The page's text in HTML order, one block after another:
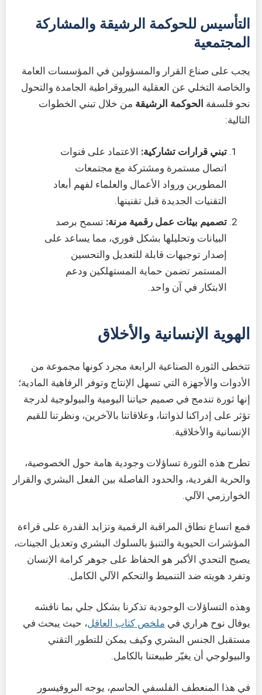
التأسيس للحوكمة الرشيقة والمشاركة
المجتمعية
يجب على صناع القرار والمسؤولين في المؤسسات العامة
والخاصة التخلي عن العقلية البيروقراطية الجامدة والتحول
نحو فلسفة الحوكمة الرشيقة من خلال تبني الخطوات
التالية:
تبني قرارات تشاركية: الاعتماد على قنوات
اتصال مستمرة ومشتركة مع مجتمعات
المطورين ورواد الأعمال والعلماء لفهم أبعاد
التقنيات الجديدة قبل تقنينها.
تصميم بيئات عمل رقمية مرنة: تسمح برصد
البيانات وتحليلها بشكل فوري، مما يساعد على
إصدار توجيهات قابلة للتعديل والتحسين
المستمر تضمن حماية المستهلكين ودعم
الابتكار في آن واحد.
الهوية الإنسانية والأخلاق
تتخطى الثورة الصناعية الرابعة مجرد كونها مجموعة من
الأدوات والأجهزة التي تسهل الإنتاج وتوفر الرفاهية المادية؛
إنها ثورة تندمج في صميم حياتنا اليومية والبيولوجية لدرجة
تؤثر على إدراكنا لذواتنا، وعلاقاتنا بالآخرين، ونظرتنا للقيم
الإنسانية والأخلاقية.
تطرح هذه الثورة تساؤلات وجودية هامة حول الخصوصية،
والحرية الفردية، والحدود الفاصلة بين الفعل البشري والقرار
الخوارزمي الآلي.
فمع اتساع نطاق المراقبة الرقمية وتزايد القدرة على قراءة
المؤشرات الحيوية والتنبؤ بالسلوك البشري وتعديل الجينات،
يصبح التحدي الأكبر هو الحفاظ على جوهر كرامة الإنسان
وتفرد هويته ضد التنميط والتحكم الآلي الكامل.
وهذه التساؤلات الوجودية تذكرنا بشكل جلي بما ناقشه
يوفال نوح هراري في ملخص كتاب العاقل، حيث يبحث في
مستقبل الجنس البشري وكيف يمكن للتطور التقني
والبيولوجي أن يغيّر طبيعتنا بالكامل.
في هذا المنعطف الفلسفي الحاسم، يوجه البروفيسور